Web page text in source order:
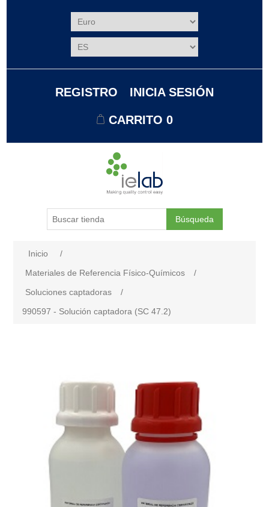
REGISTRO INICIA SESIÓN
CARRITO 0
Búsqueda
Inicio
/
Materiales de Referencia Físico-Químicos
/
Soluciones captadoras
/
990597 - Solución captadora (SC 47.2)